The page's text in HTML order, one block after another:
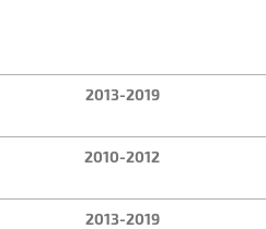
2013-2019
2010-2012
2013-2019